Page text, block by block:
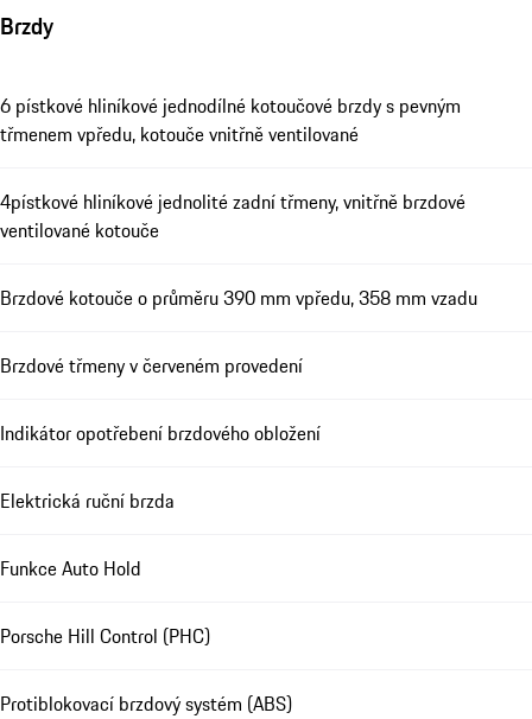
Brzdy
6 pístkové hliníkové jednodílné kotoučové brzdy s pevným
třmenem vpředu, kotouče vnitřně ventilované
4pístkové hliníkové jednolité zadní třmeny, vnitřně brzdové
ventilované kotouče
Brzdové kotouče o průměru 390 mm vpředu, 358 mm vzadu
Brzdové třmeny v červeném provedení
Indikátor opotřebení brzdového obložení
Elektrická ruční brzda
Funkce Auto Hold
Porsche Hill Control (PHC)
Protiblokovací brzdový systém (ABS)